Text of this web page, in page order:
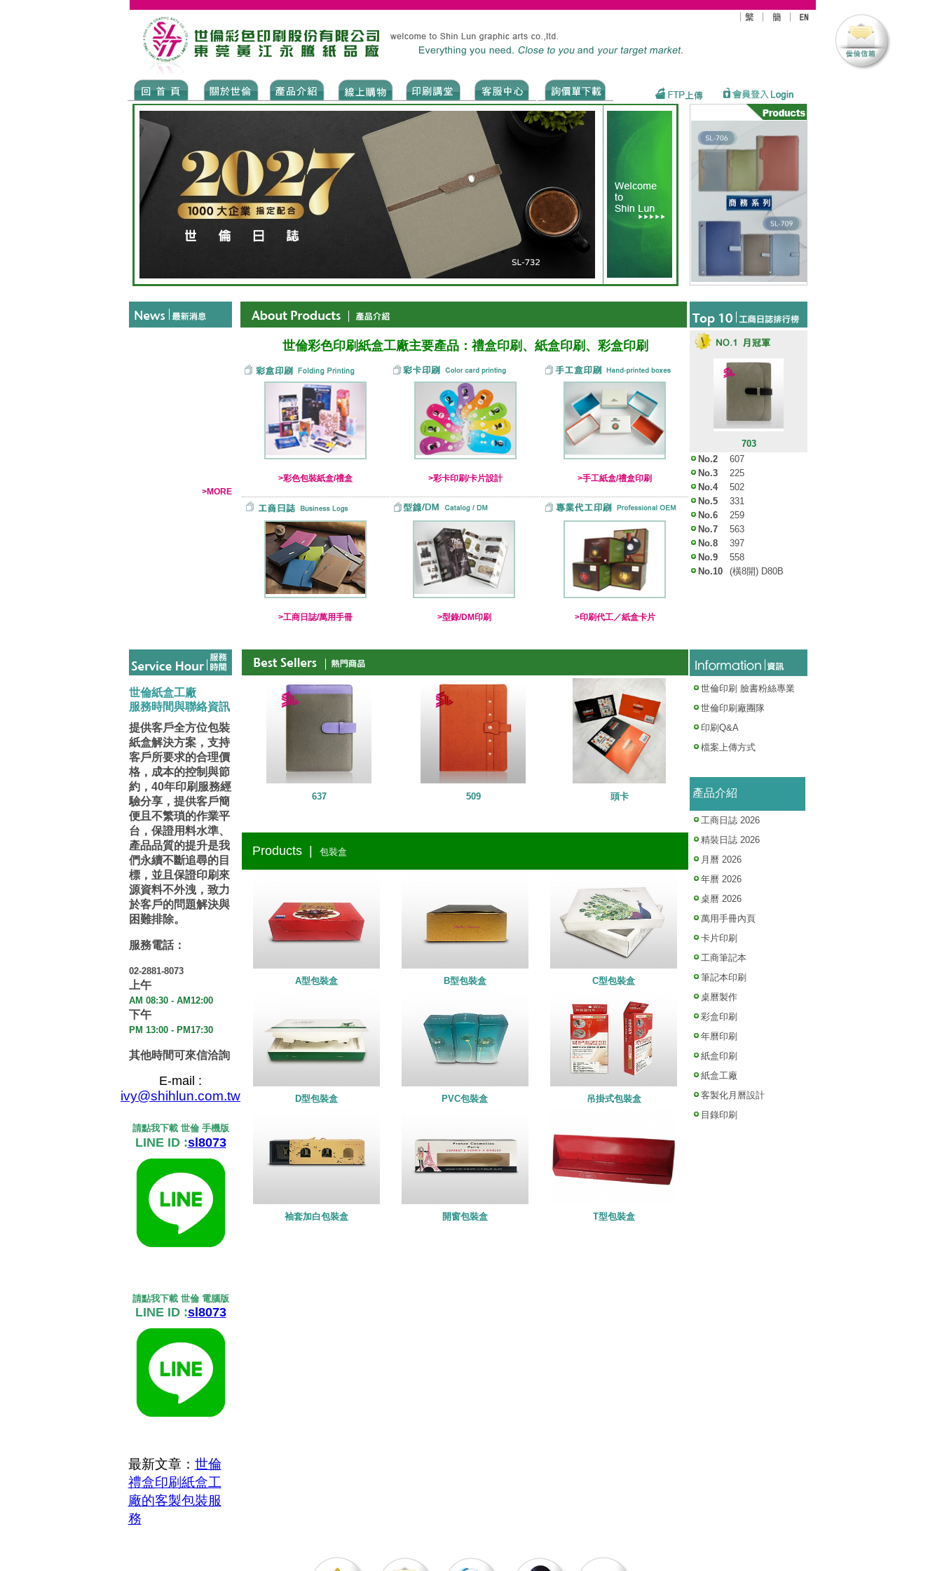
>MORE
世倫彩色印刷紙盒工廠主要產品：禮盒印刷、紙盒印刷、彩盒印刷
>彩色包裝紙盒/禮盒 >彩卡印刷/卡片設計 >手工紙盒/禮盒印刷
>工商日誌/萬用手冊 >型錄/DM印刷 >印刷代工／紙盒卡片
703
No.2
607
No.3
225
No.4
502
No.5
331
No.6
259
No.7
563
No.8
397
No.9
558
No.10
(橫8開) D80B
世倫紙盒工廠
服務時間與聯絡資訊
提供客戶全方位包裝
紙盒解決方案，支持
客戶所要求的合理價
格，成本的控制與節
約，40年印刷服務經
驗分享，提供客戶簡
便且不繁瑣的作業平
台，保證用料水準、
產品品質的提升是我
們永續不斷追尋的目
標，並且保證印刷來
源資料不外洩，致力
於客戶的問題解決與
困難排除。
服務電話：
02-2881-8073
上午
AM 08:30 - AM12:00
下午
PM 13:00 - PM17:30
其他時間可來信洽詢
E-mail :
ivy@shihlun.com.tw
請點我下載 世倫 手機版
LINE ID :sl8073
請點我下載 世倫 電腦版
LINE ID :sl8073
最新文章： 世倫
禮盒印刷紙盒工
廠的客製包裝服
務
637 509 頭卡
Products | 包裝盒
A型包裝盒 B型包裝盒 C型包裝盒
D型包裝盒 PVC包裝盒 吊掛式包裝盒
袖套加白包裝盒 開窗包裝盒 T型包裝盒
世倫印刷 臉書粉絲專業
世倫印刷廠團隊
印刷Q&A
檔案上傳方式
產品介紹
工商日誌 2026
精裝日誌 2026
月曆 2026
年曆 2026
桌曆 2026
萬用手冊內頁
卡片印刷
工商筆記本
筆記本印刷
桌曆製作
彩盒印刷
年曆印刷
紙盒印刷
紙盒工廠
客製化月曆設計
目錄印刷